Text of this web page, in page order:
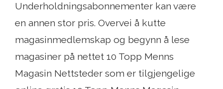
Underholdningsabonnementer kan være
en annen stor pris. Overvei å kutte
magasinmedlemskap og begynn å lese
magasiner på nettet 10 Topp Menns
Magasin Nettsteder som er tilgjengelige